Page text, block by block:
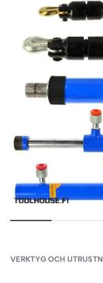
VERKTYG OCH